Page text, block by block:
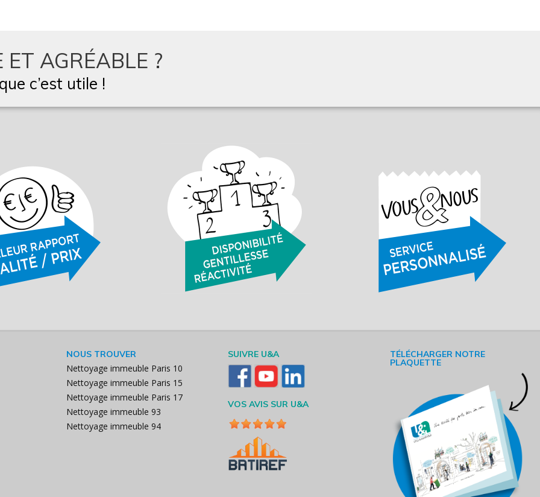
AGRÉABLE ?
c’est utile !
NOUS TROUVER
Nettoyage immeuble Paris 10
Nettoyage immeuble Paris 15
Nettoyage immeuble Paris 17
Nettoyage immeuble 93
Nettoyage immeuble 94
SUIVRE U&A
VOS AVIS SUR U&A
TÉLÉCHARGER NOTRE
PLAQUETTE